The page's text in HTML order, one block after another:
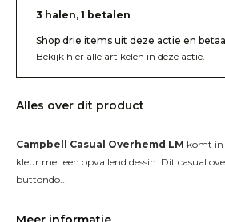
3 halen, 1 betalen
Shop drie items uit deze actie en
Bekijk hier alle artikelen in deze actie.
Alles over dit product
Campbell Casual Overhemd LM komt in
kleur met een opvallend dessin. Dit casual
buttondo...